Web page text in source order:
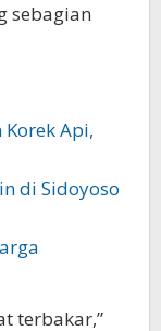
sebagian
Api,
di Sidoyoso
terbakar,”